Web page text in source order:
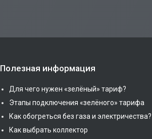
Полезная информация
Для чего нужен «зелёный» тариф?
Этапы подключения «зелёного» тарифа
Как обогреться без газа и электричества?
Как выбрать коллектор